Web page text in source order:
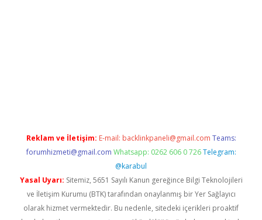
Reklam ve İletişim: E-mail: backlinkpaneli@gmail.com Teams:
forumhizmeti@gmail.com Whatsapp: 0262 606 0 726 Telegram:
@karabul
Yasal Uyarı: Sitemiz, 5651 Sayılı Kanun gereğince Bilgi Teknolojileri
ve İletişim Kurumu (BTK) tarafından onaylanmış bir Yer Sağlayıcı
olarak hizmet vermektedir. Bu nedenle, sitedeki içerikleri proaktif